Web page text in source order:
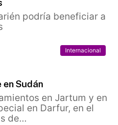
podría beneficiar a
Internacional
Sudán
en Jartum y en
en Darfur, en el
de…